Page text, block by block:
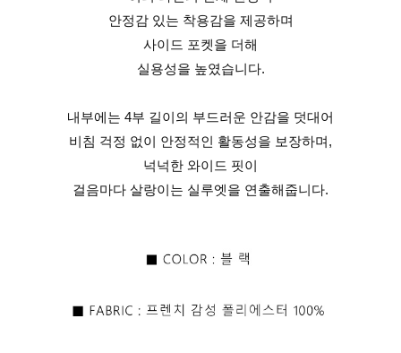
안정감 있는 착용감을 제공하며
사이드 포켓을 더해
실용성을 높였습니다.
내부에는 4부 길이의 부드러운 안감을 덧대어
비침 걱정 없이 안정적인 활동성을 보장하며,
넉넉한 와이드 핏이